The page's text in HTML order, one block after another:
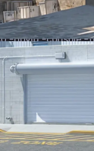
-novid -console -
400
1.77